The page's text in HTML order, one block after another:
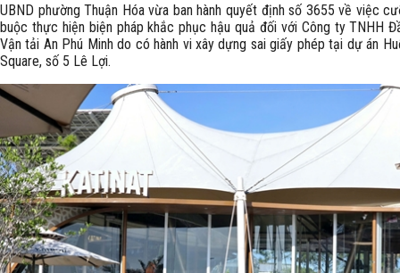
UBND phường Thuận Hóa vừa ban hành quyết định số 3655 về việc
buộc thực hiện biện pháp khắc phục hậu quả đối với Công ty TNHH
Vận tải An Phú Minh do có hành vi xây dựng sai giấy phép tại dự án
Square, số 5 Lê Lợi.